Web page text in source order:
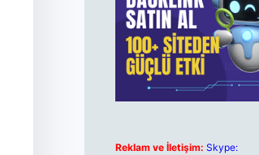
Reklam ve İletişim: Skype: